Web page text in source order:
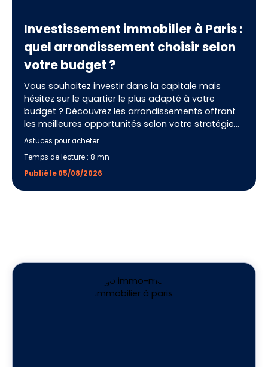
Investissement immobilier à Paris :
quel arrondissement choisir selon
votre budget ?
Vous souhaitez investir dans la capitale mais
hésitez sur le quartier le plus adapté à votre
budget ? Découvrez les arrondissements offrant
les meilleures opportunités selon votre stratégie
patrimoniale. Nos conseils vous aideront à réaliser
un investissement pérenne et à choisir le secteur
le plus pertinent avec l'accompagnement d'IMMO
MALIN.
Astuces pour acheter
Temps de lecture : 8 mn
Publié le 05/08/2026